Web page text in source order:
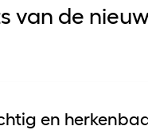
van de
en